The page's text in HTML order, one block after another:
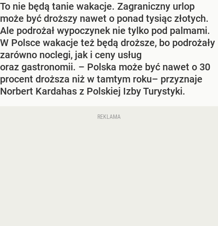
To nie będą tanie wakacje. Zagraniczny urlop
może być droższy nawet o ponad tysiąc złotych.
Ale podrożał wypoczynek nie tylko pod palmami.
W Polsce wakacje też będą droższe, bo podrożały
zarówno noclegi, jak i ceny usług
oraz gastronomii. – Polska może być nawet o 30
procent droższa niż w tamtym roku– przyznaje
Norbert Kardahas z Polskiej Izby Turystyki.